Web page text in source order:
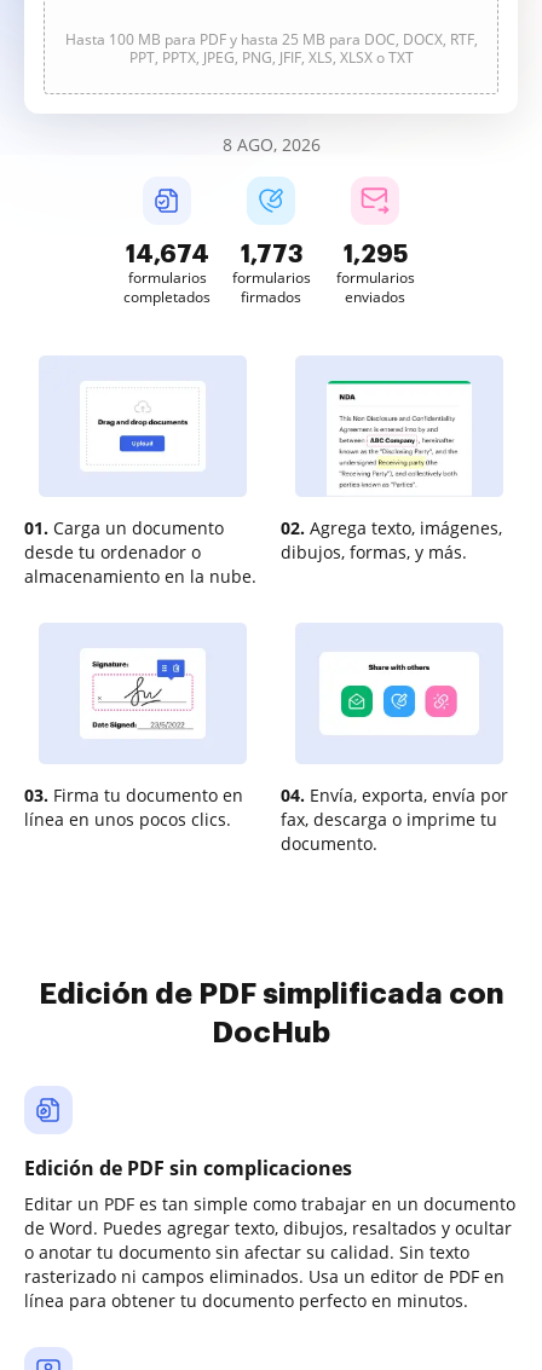
Hasta 100 MB para PDF y hasta 25 MB para DOC, DOCX, RTF,
PPT, PPTX, JPEG, PNG, JFIF, XLS, XLSX o TXT
8 AGO, 2026
14,675
formularios
completados
1,773
formularios
firmados
1,296
formularios
enviados
01. Carga un documento
desde tu ordenador o
almacenamiento en la nube.
02. Agrega texto, imágenes,
dibujos, formas, y más.
03. Firma tu documento en
línea en unos pocos clics.
04. Envía, exporta, envía por
fax, descarga o imprime tu
documento.
Edición de PDF simplificada con
DocHub
Edición de PDF sin complicaciones
Editar un PDF es tan simple como trabajar en un documento
de Word. Puedes agregar texto, dibujos, resaltados y ocultar
o anotar tu documento sin afectar su calidad. Sin texto
rasterizado ni campos eliminados. Usa un editor de PDF en
línea para obtener tu documento perfecto en minutos.